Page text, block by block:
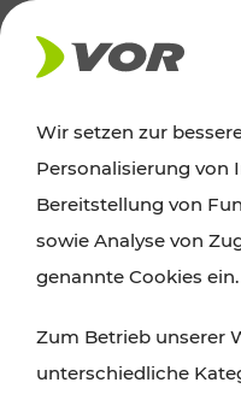
AKTUELLES
Ausflugstipps
Wien,
Wanderungen, Kultur
Radtouren oder purer
Wir setzen zur
Personalisierung von
Bereitstellung von
sowie Analyse von
genannte Cookies ein.
Zum Betrieb unserer
unterschiedliche